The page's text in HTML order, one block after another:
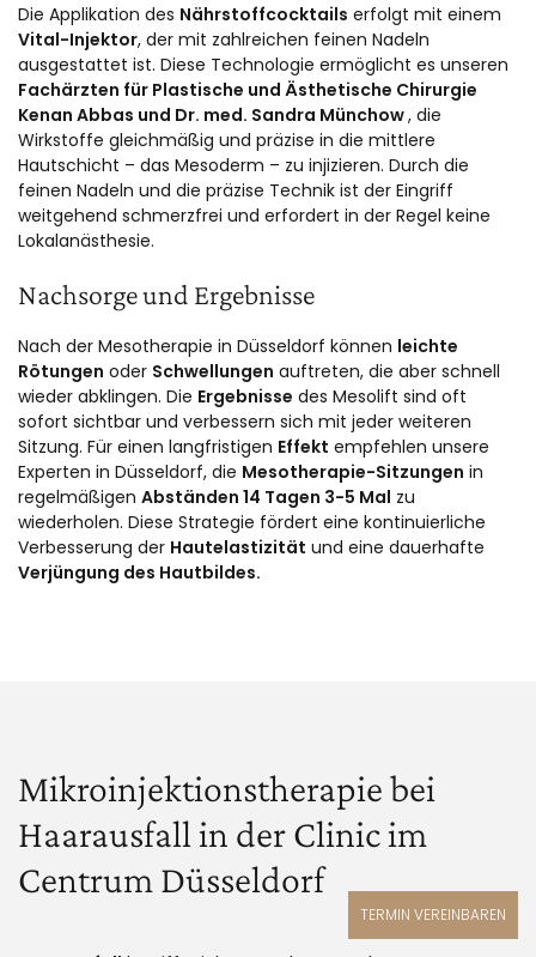
Die Applikation des Nährstoffcocktails erfolgt mit einem
Vital-Injektor, der mit zahlreichen feinen Nadeln
ausgestattet ist. Diese Technologie ermöglicht es unseren
Fachärzten für Plastische und Ästhetische Chirurgie
Kenan Abbas und Dr. med. Sandra Münchow, die
Wirkstoffe gleichmäßig und präzise in die mittlere
Hautschicht – das Mesoderm – zu injizieren. Durch die
feinen Nadeln und die präzise Technik ist der Eingriff
weitgehend schmerzfrei und erfordert in der Regel keine
Lokalanästhesie.
Nachsorge und Ergebnisse
Nach der Mesotherapie in Düsseldorf können leichte
Rötungen oder Schwellungen auftreten, die aber schnell
wieder abklingen. Die Ergebnisse des Mesolift sind oft
sofort sichtbar und verbessern sich mit jeder weiteren
Sitzung. Für einen langfristigen Effekt empfehlen unsere
Experten in Düsseldorf, die Mesotherapie-Sitzungen in
regelmäßigen Abständen 14 Tagen 3-5 Mal zu
wiederholen. Diese Strategie fördert eine kontinuierliche
Verbesserung der Hautelastizität und eine dauerhafte
Verjüngung des Hautbildes.
Mikroinjektionstherapie bei
Haarausfall in der Clinic im
Centrum Düsseldorf
TERMIN VEREINBAREN